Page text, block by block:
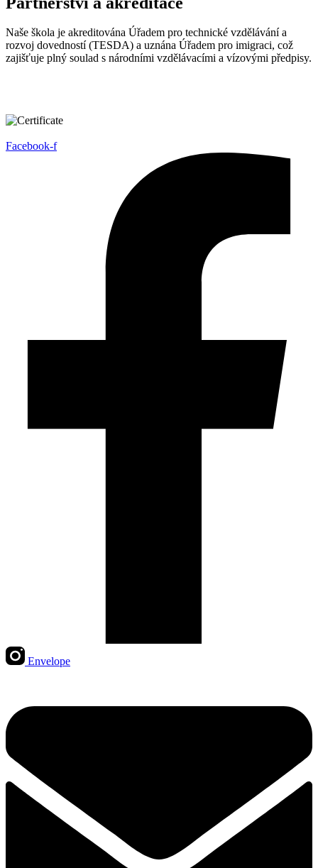
Naše škola je akreditována Úřadem pro technické vzdělávání a
rozvoj dovedností (TESDA) a uznána Úřadem pro imigraci, což
zajišťuje plný soulad s národními vzdělávacími a vízovými předpisy.
Facebook-f
Envelope